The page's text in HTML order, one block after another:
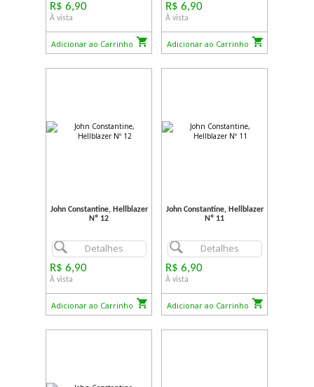
R$ 6,90
À vista
Adicionar ao Carrinho
R$ 6,90
À vista
Adicionar ao Carrinho
John Constantine, Hellblazer
Nº 12
Detalhes
R$ 6,90
À vista
Adicionar ao Carrinho
John Constantine, Hellblazer
Nº 11
Detalhes
R$ 6,90
À vista
Adicionar ao Carrinho